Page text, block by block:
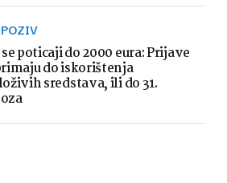
POZIV
poticaji do 2000 eura: Prijave
do iskorištenja
sredstava, ili do 31.